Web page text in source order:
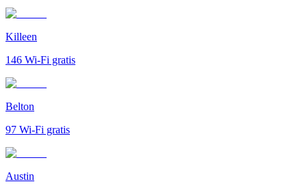
Killeen
146 Wi-Fi gratis
Belton
97 Wi-Fi gratis
Austin